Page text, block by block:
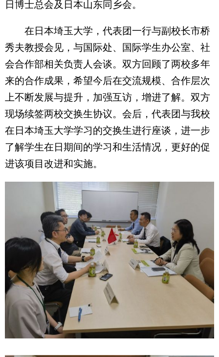
日博士总会及日本山东同乡会。
在日本埼玉大学，代表团一行与副校长市桥
秀夫教授会见，与国际处、国际学生办公室、社
会合作部相关负责人会谈。双方回顾了两校多年
来的合作成果，希望今后在交流规模、合作层次
上不断发展与提升，加强互访，增进了解。双方
现场续签两校交换生协议。会后，代表团与我校
在日本埼玉大学学习的交换生进行座谈，进一步
了解学生在日期间的学习和生活情况，更好的促
进该项目改进和实施。